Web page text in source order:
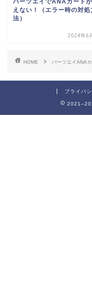
えない！（エラー時の対処
法）
2024年6
HOME パーツエイANA
プライバ